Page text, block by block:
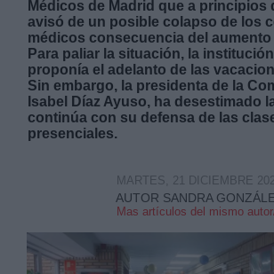
Médicos de Madrid que a principios
avisó de un posible colapso de los
médicos consecuencia del aumento
Para paliar la situación, la
proponía el adelanto de las
Sin embargo, la presidenta de la
Isabel Díaz Ayuso, ha desestimado
continúa con su defensa de las
presenciales.
AUTOR SANDRA
Mas artículos del mismo
MARTES, 21 DICIEMBRE